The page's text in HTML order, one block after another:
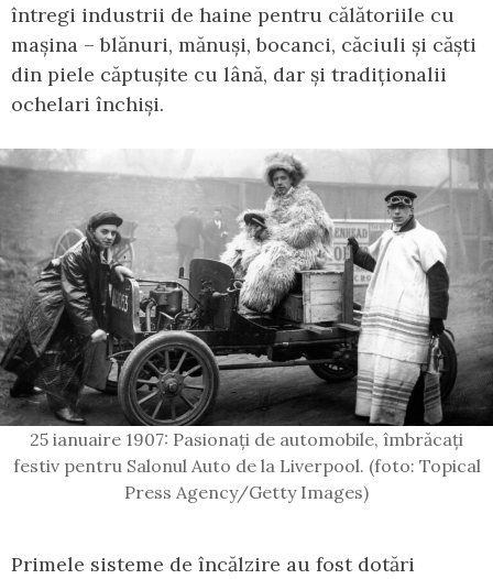
întregi industrii de haine pentru călătoriile cu
mașina – blănuri, mănuși, bocanci, căciuli și căști
din piele căptușite cu lână, dar și tradiționalii
ochelari închiși.
25 ianuaire 1907: Pasionați de automobile, îmbrăcați
festiv pentru Salonul Auto de la Liverpool. (foto: Topical
Press Agency/Getty Images)
Primele sisteme de încălzire au fost dotări